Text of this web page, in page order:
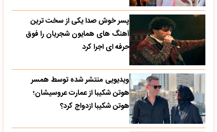
پسر خوش صدا یکی از سخت ترین
آهنگ های همایون شجریان را فوق
حرفه ای اجرا کرد
ویدیویی منتشر شده توسط همسر
هوتن شکیبا از عمارت عروسیشان؛
هوتن شکیبا ازدواج کرد؟